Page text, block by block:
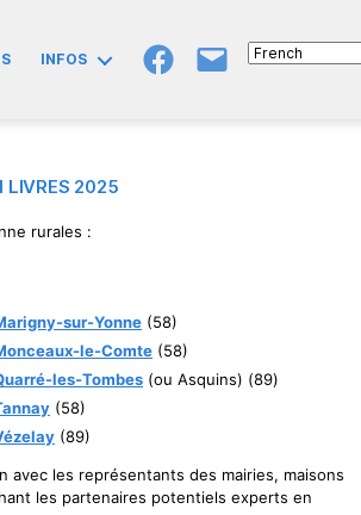
INFOS
GroupeE-
LIVRES 2025
rurales :
sur-Yonne (58)
le-Comte (58)
les-Tombes (ou Asquins) (89)
(58)
(89)
avec les représentants des mairies, maisons
les partenaires potentiels experts en